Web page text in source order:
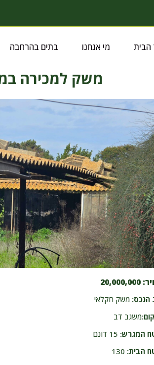
הבית מי אנחנו בתים בהרחבה
משק למכירה
20,000,000
הנכס: משק חקלאי
משגב דב
המגרש: 15 דונם
הבית: 130